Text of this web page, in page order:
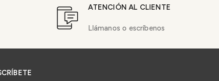
ATENCIÓN AL CLIENTE
Llámanos o escríbenos